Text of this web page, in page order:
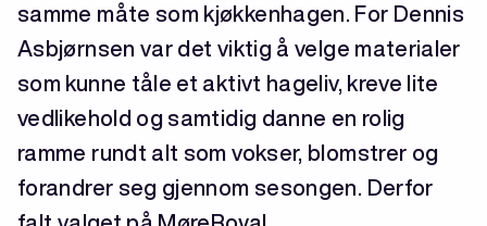
samme måte som kjøkkenhagen. For Dennis
Asbjørnsen var det viktig å velge materialer
som kunne tåle et aktivt hageliv, kreve lite
vedlikehold og samtidig danne en rolig
ramme rundt alt som vokser, blomstrer og
forandrer seg gjennom sesongen. Derfor